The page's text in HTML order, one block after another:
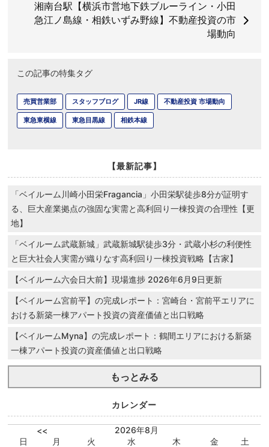
湘南台駅【横浜市営地下鉄ブルーライン・小田
急江ノ島線・相鉄いずみ野線】不動産投資の市
場動向
この記事の特集タグ
売買営業部 スタッフブログ JR線 不動産投資 市場動向
東急東横線 東急目黒線 相鉄本線
【最新記事】
「ベイルーム川崎小田栄Fragancia」小田栄駅徒歩8分が証明す
る、巨大産業拠点の強固な実需と高利回り一棟投資の合理性【更
地】
「ベイルーム武蔵新城」武蔵新城駅徒歩3分・武蔵小杉の利便性
と巨大社会人実需が織りなす高利回り一棟投資戦略【古家】
【ベイルーム六会日大前】現場進捗 2026年6月9日更新
【ベイルーム宮前平】の完成レポート：宮崎台・宮前平エリアに
おける新築一棟アパート投資の資産価値と出口戦略
【ベイルームMyna】の完成レポート：鶴間エリアにおける新築
一棟アパート投資の資産価値と出口戦略
もっとみる
カレンダー
<<
2026年8月
日
月 火 水 木 金
土